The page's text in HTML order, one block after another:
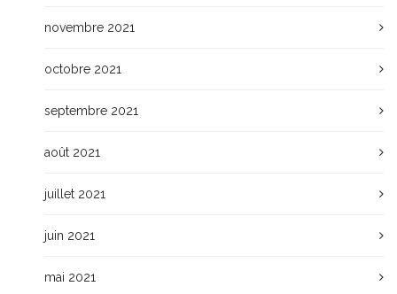
novembre 2021
octobre 2021
septembre 2021
août 2021
juillet 2021
juin 2021
mai 2021